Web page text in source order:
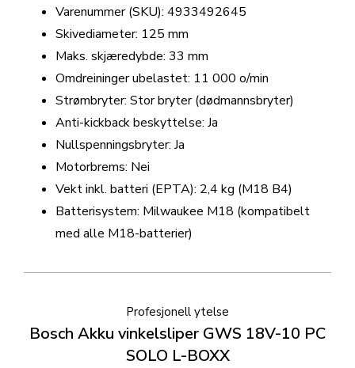
Varenummer (SKU): 4933492645
Skivediameter: 125 mm
Maks. skjæredybde: 33 mm
Omdreininger ubelastet: 11 000 o/min
Strømbryter: Stor bryter (dødmannsbryter)
Anti-kickback beskyttelse: Ja
Nullspenningsbryter: Ja
Motorbrems: Nei
Vekt inkl. batteri (EPTA): 2,4 kg (M18 B4)
Batterisystem: Milwaukee M18 (kompatibelt
med alle M18-batterier)
Profesjonell ytelse
Bosch Akku vinkelsliper GWS 18V-10 PC
SOLO L-BOXX